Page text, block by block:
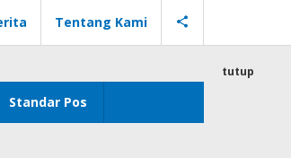
Tentang Kami
Standar Pos
tutup